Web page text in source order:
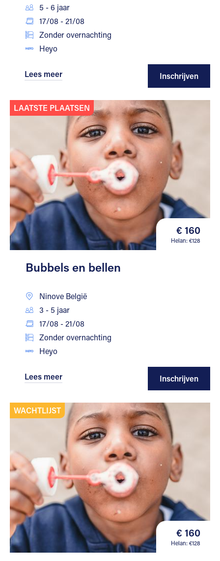
5 - 6 jaar
17/08 - 21/08
Zonder overnachting
Heyo
Lees meer Inschrijven
LAATSTE PLAATSEN
€ 160
Helan: €128
Bubbels en bellen
Ninove België
3 - 5 jaar
17/08 - 21/08
Zonder overnachting
Heyo
Lees meer Inschrijven
WACHTLIJST
€ 160
Helan: €128